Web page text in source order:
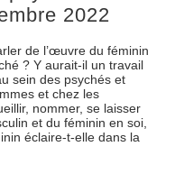
2022
de l’œuvre du féminin
? Y aurait-il un travail
sein des psychés et
et chez les
nommer, se laisser
et du féminin en soi,
éclaire-t-elle dans la